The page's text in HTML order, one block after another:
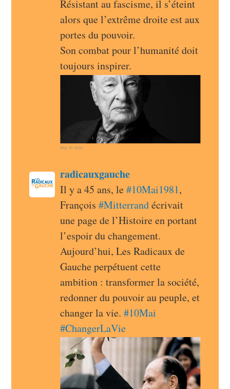
Résistant au fascisme, il s’éteint
alors que l’extrême droite est aux
portes du pouvoir.
Son combat pour l’humanité doit
toujours inspirer.
May 30, 2026
radicauxgauche avatar
radicauxgauchepost
Il y a 45 ans, le #10Mai1981,
François #Mitterrand écrivait
une page de l’Histoire en portant
l’espoir du changement.
Aujourd’hui, Les Radicaux de
Gauche perpétuent cette
ambition : transformer la société,
redonner du pouvoir au peuple, et
changer la vie. #10Mai
#ChangerLaVie